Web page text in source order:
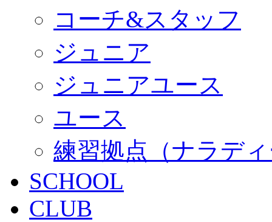
コーチ&スタッフ
ジュニア
ジュニアユース
ユース
練習拠点（ナラデ
SCHOOL
CLUB